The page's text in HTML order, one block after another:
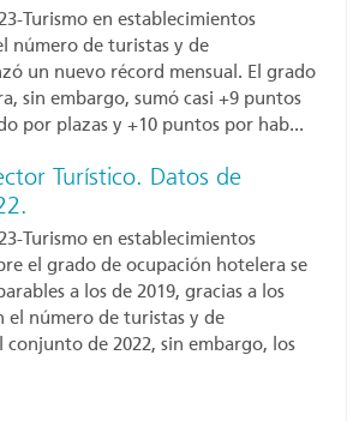
Turismo en establecimientos
número de turistas y de
un nuevo récord mensual. El grado
sin embargo, sumó casi +9 puntos
por plazas y +10 puntos por hab...
Turístico. Datos de
Turismo en establecimientos
el grado de ocupación hotelera se
a los de 2019, gracias a los
el número de turistas y de
conjunto de 2022, sin embargo, los